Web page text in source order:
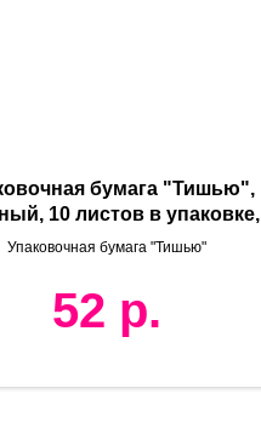
бумага "Тишью",
10 листов в упаковке,
размер листа 50*75 см
Упаковочная бумага "Тишью"
52 р.